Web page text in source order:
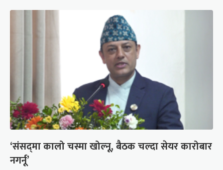
‘संसद्‍मा कालो चस्मा खोल्नू, बैठक चल्दा सेयर कारोबार
नगर्नू’